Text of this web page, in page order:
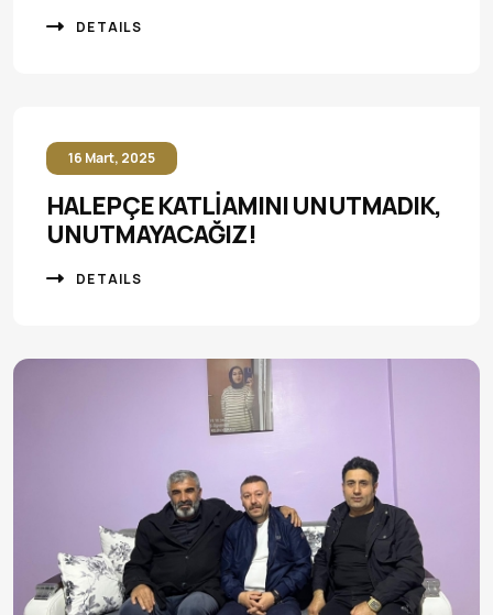
DETAILS
16 Mart, 2025
HALEPÇE KATLİAMINI UNUTMADIK,
UNUTMAYACAĞIZ!
DETAILS